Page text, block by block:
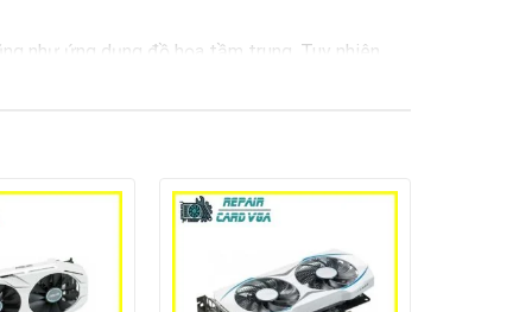
như ứng dụng đồ họa tầm trung. Tuy nhiên,
mạch, quạt tản nhiệt, nâng cao tính thẩm mỹ